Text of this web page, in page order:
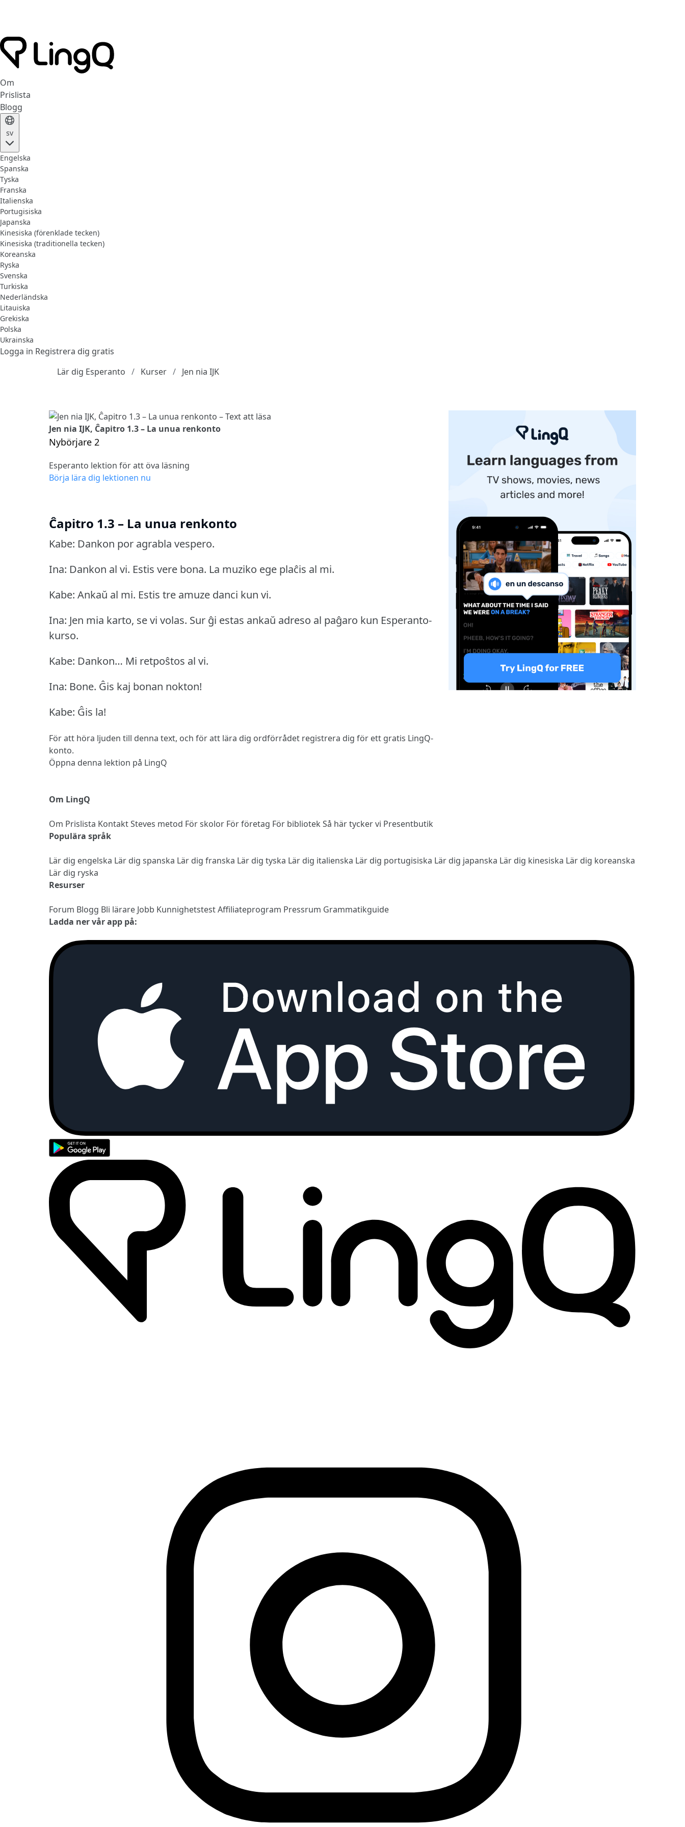
Om
Prislista
Blogg
sv
Engelska
Spanska
Tyska
Franska
Italienska
Portugisiska
Japanska
Kinesiska (förenklade tecken)
Kinesiska (traditionella tecken)
Koreanska
Ryska
Svenska
Turkiska
Nederländska
Litauiska
Grekiska
Polska
Ukrainska
Logga in Registrera dig gratis
Lär dig Esperanto
Kurser Jen nia IJK
Jen nia IJK, Ĉapitro 1.3 – La unua renkonto
Nybörjare 2
Esperanto lektion för att öva läsning
Börja lära dig lektionen nu
Ĉapitro 1.3 – La unua renkonto
Kabe: Dankon por agrabla vespero.
Ina: Dankon al vi. Estis vere bona. La muziko ege plaĉis al mi.
Kabe: Ankaŭ al mi. Estis tre amuze danci kun vi.
Ina: Jen mia karto, se vi volas. Sur ĝi estas ankaŭ adreso al paĝaro kun Esperanto-
kurso.
Kabe: Dankon… Mi retpoŝtos al vi.
Ina: Bone. Ĝis kaj bonan nokton!
Kabe: Ĝis la!
För att höra ljuden till denna text, och för att lära dig ordförrådet registrera dig för ett gratis LingQ-
konto.
Öppna denna lektion på LingQ
Om LingQ
Om Prislista KontaktSteves metod För skolor För företag För bibliotek Så här tycker vi Presentbutik
Populära språk
Lär dig engelska Lär dig spanska Lär dig franska Lär dig tyska Lär dig italienska Lär dig portugisiska Lär dig japanska Lär dig kinesiska Lär dig koreanska
Lär dig ryska
Resurser
Forum Blogg Bli lärare Jobb KunnighetstestAffiliateprogram Pressrum Grammatikguide
Ladda ner vår app på: